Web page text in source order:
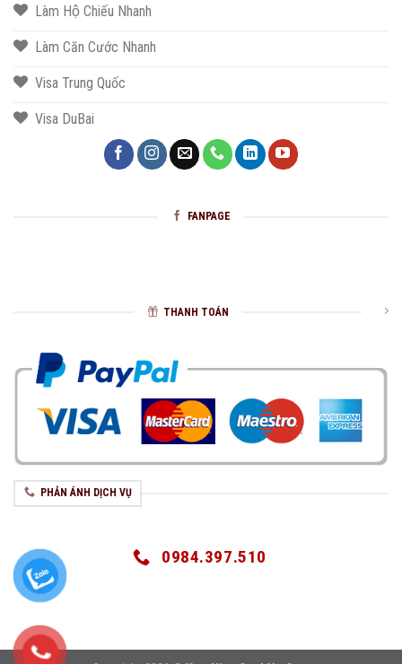
Làm Hộ Chiếu Nhanh
Làm Căn Cước Nhanh
Visa Trung Quốc
Visa DuBai
FANPAGE
THANH TOÁN
PHẢN ÁNH DỊCH VỤ
0984.397.510